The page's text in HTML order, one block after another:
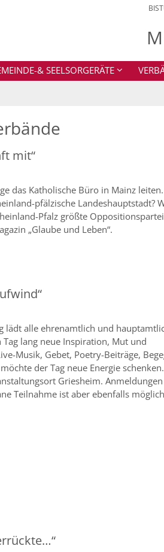
& SEELSORGERÄTE
mit“
das Katholische Büro in Mainz
pfälzische Landeshauptstadt?
Pfalz größte Oppositionspartei
„Glaube und Leben“.
lädt alle ehrenamtlich und
lang neue Inspiration, Mut und
Musik, Gebet, Poetry-Beiträge,
der Tag neue Energie
Griesheim.
Teilnahme ist aber ebenfalls